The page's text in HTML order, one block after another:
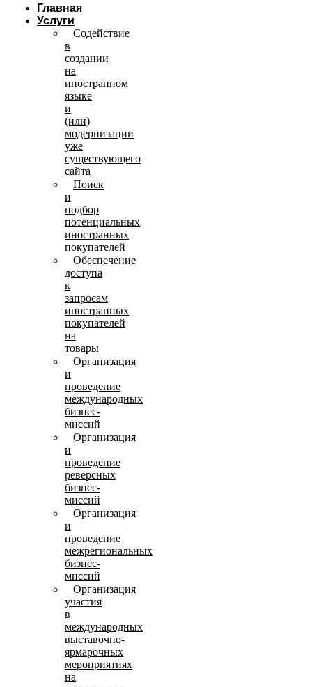
Главная
Услуги
Содействие
в
создании
на
иностранном
языке
и
(или)
модернизации
уже
существующего
сайта
Поиск
и
подбор
потенциальных
иностранных
покупателей
Обеспечение
доступа
к
запросам
иностранных
покупателей
на
товары
Организация
и
проведение
международных
бизнес-
миссий
Организация
и
проведение
реверсных
бизнес-
миссий
Организация
и
проведение
межрегиональных
бизнес-
миссий
Организация
участия
в
международных
выставочно-
ярмарочных
мероприятиях
на